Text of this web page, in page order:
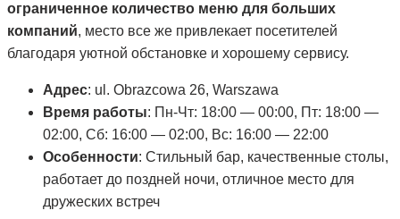
ограниченное количество меню для больших
компаний, место все же привлекает посетителей
благодаря уютной обстановке и хорошему сервису.
Адрес: ul. Obrazcowa 26, Warszawa
Время работы: Пн-Чт: 18:00 — 00:00, Пт: 18:00 —
02:00, Сб: 16:00 — 02:00, Вс: 16:00 — 22:00
Особенности: Стильный бар, качественные столы,
работает до поздней ночи, отличное место для
дружеских встреч